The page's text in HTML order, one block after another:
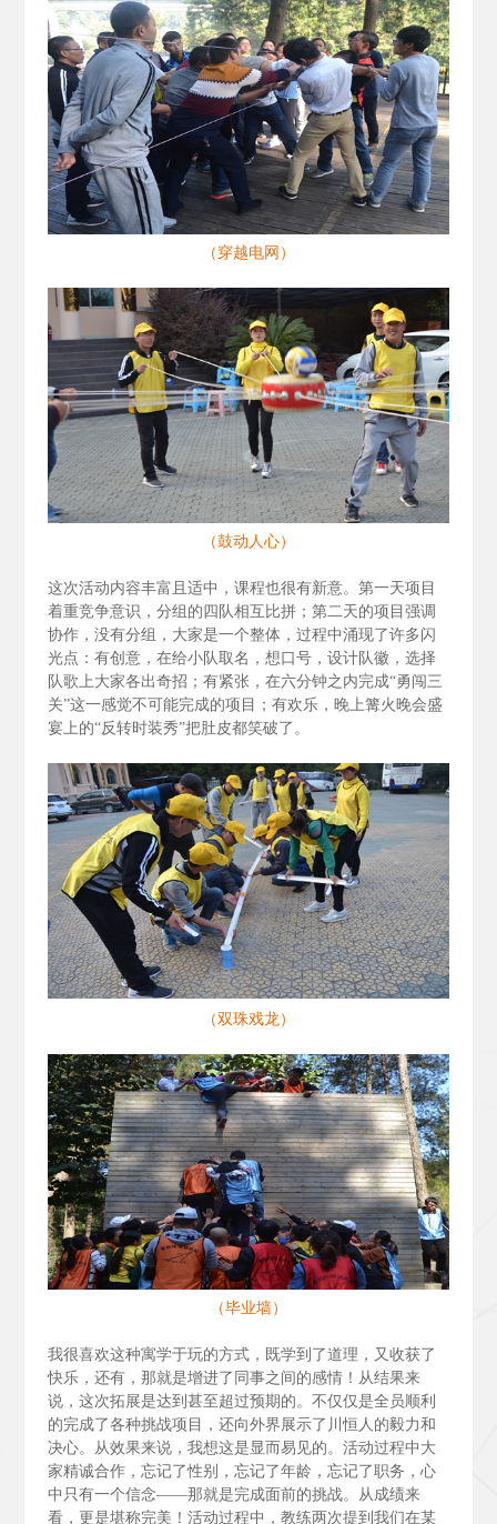
（穿越电网）
（鼓动人心）
这次活动内容丰富且适中，课程也很有新意。第一天项目
着重竞争意识，分组的四队相互比拼；第二天的项目强调
协作，没有分组，大家是一个整体，过程中涌现了许多闪
光点：有创意，在给小队取名，想口号，设计队徽，选择
队歌上大家各出奇招；有紧张，在六分钟之内完成“勇闯三
关”这一感觉不可能完成的项目；有欢乐，晚上篝火晚会盛
宴上的“反转时装秀”把肚皮都笑破了。
（双珠戏龙）
（毕业墙）
我很喜欢这种寓学于玩的方式，既学到了道理，又收获了
快乐，还有，那就是增进了同事之间的感情！从结果来
说，这次拓展是达到甚至超过预期的。不仅仅是全员顺利
的完成了各种挑战项目，还向外界展示了川恒人的毅力和
决心。从效果来说，我想这是显而易见的。活动过程中大
家精诚合作，忘记了性别，忘记了年龄，忘记了职务，心
中只有一个信念——那就是完成面前的挑战。从成绩来
看，更是堪称完美！活动过程中，教练两次提到我们在某